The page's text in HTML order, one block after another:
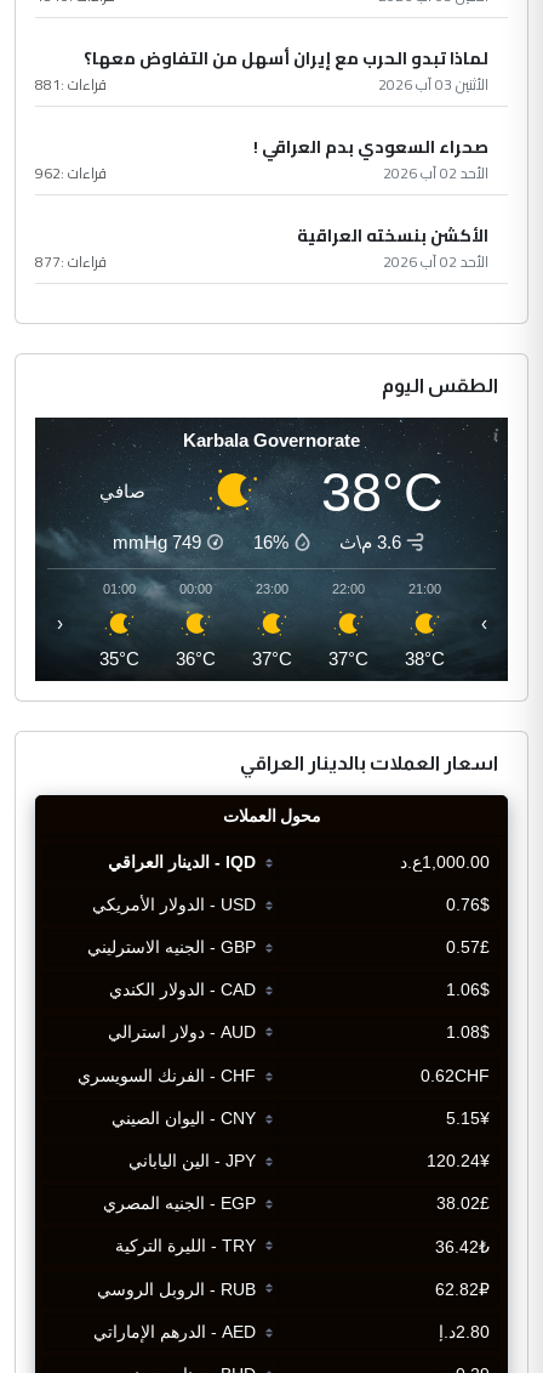
لماذا تبدو الحرب مع إيران أسهل من التفاوض معها؟
الأثنين 03 آب 2026 قراءات :881
صحراء السعودي بدم العراقي !
الأحد 02 آب 2026 قراءات :962
الأكشن بنسخته العراقية
الأحد 02 آب 2026 قراءات :877
الطقس اليوم
Karbala Governorate
38°C صافي
3.6 م\ث 16%
749
mmHg
21:00
38°C
22:00
37°C
23:00
37°C
00:00
36°C
01:00
35°C
‹ ›
اسعار العملات بالدينار العراقي